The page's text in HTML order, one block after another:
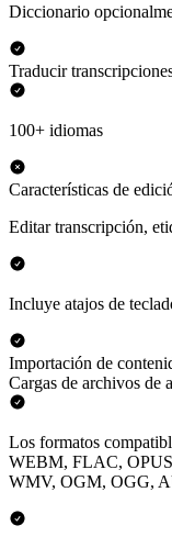
Diccionario
Traducir
100+ idiomas
Características de
Editar transcripción,
Incluye atajos de
Importación de
Cargas de archivos de
Los formatos
WEBM, FLAC,
WMV, OGM, OGG,